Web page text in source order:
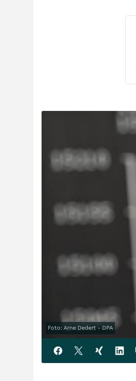
Foto: Arne Dedert - DPA